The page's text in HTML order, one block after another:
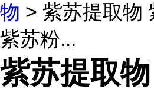
物 > 紫苏提取物
紫苏粉...
紫苏提取